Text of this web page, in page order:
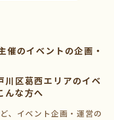
催のイベントの企画・
川区葛西エリアのイベ
な方へ
、イベント企画・運営の